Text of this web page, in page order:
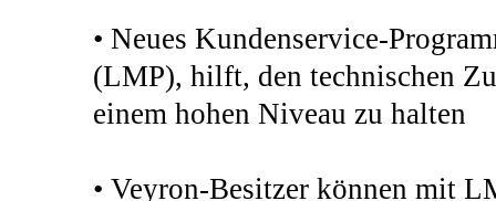
• Neues Kundenservice-
(LMP), hilft, den technischen
einem hohen Niveau zu halten
• Veyron-Besitzer können mit